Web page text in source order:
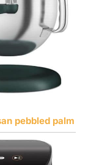
pebbled palm